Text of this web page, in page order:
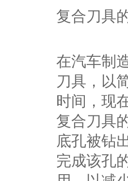
复合刀具
在汽车制
刀具，以
时间，现
复合刀具
底孔被钻
完成该孔